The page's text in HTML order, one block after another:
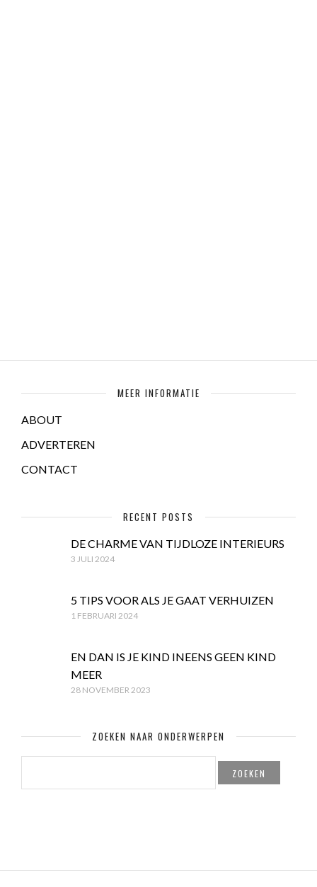
MEER INFORMATIE
ABOUT
ADVERTEREN
CONTACT
RECENT POSTS
DE CHARME VAN TIJDLOZE INTERIEURS
3 JULI 2024
5 TIPS VOOR ALS JE GAAT VERHUIZEN
1 FEBRUARI 2024
EN DAN IS JE KIND INEENS GEEN KIND
MEER
28 NOVEMBER 2023
ZOEKEN NAAR ONDERWERPEN
ZOEKEN